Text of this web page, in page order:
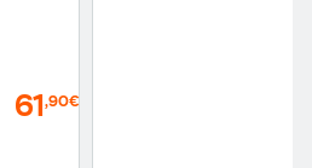
61 ,90€